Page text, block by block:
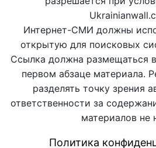
Интернет-СМИ должны
открытую для поисковых
Ссылка должна размещаться
первом абзаце материала.
разделять точку зрения
ответственности за
материалов не
Политика